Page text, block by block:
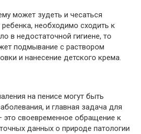
может зудеть и чесаться
необходимо сходить к
в недостаточной гигиене, то
подмывание с раствором
и нанесение детского крема.
на пенисе могут быть
и главная задача для
это своевременное обращение к
данных о природе патологии